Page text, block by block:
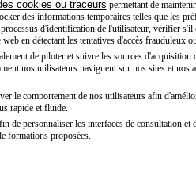
cookies ou traceurs permettant de
des informations temporaires telles que les
d'identification de l'utilisateur, vérifier s'il
en détectant les tentatives d'accès frauduleux
de piloter et suivre les sources
nos utilisateurs naviguent sur nos sites et nos
le comportement de nos utilisateurs afin
rapide et fluide.
de personnaliser les interfaces de consultation et
formations proposées.